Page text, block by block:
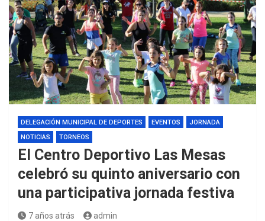
DELEGACIÓN MUNICIPAL DE DEPORTES EVENTOS
JORNADA
NOTICIAS
TORNEOS
El Centro Deportivo Las Mesas
celebró su quinto aniversario con
una participativa jornada festiva
7 años atrás admin